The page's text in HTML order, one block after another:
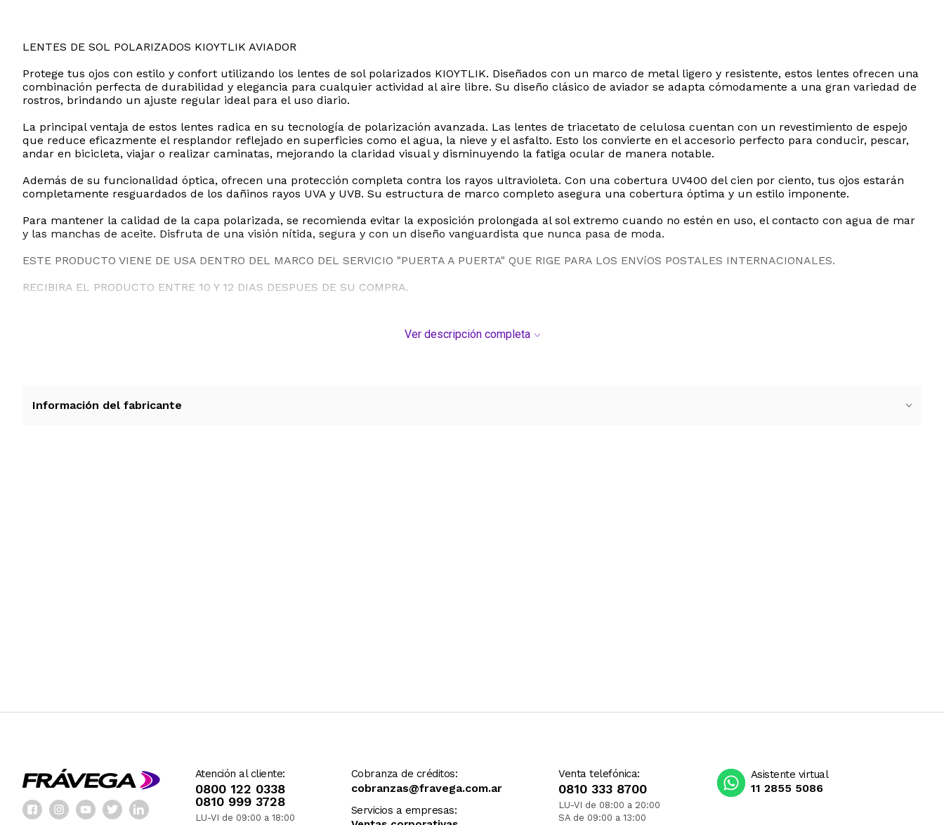
LENTES DE SOL POLARIZADOS KIOYTLIK AVIADOR
Protege tus ojos con estilo y confort utilizando los lentes de sol polarizados KIOYTLIK. Diseñados con un marco de metal ligero y resistente, estos lentes ofrecen una
combinación perfecta de durabilidad y elegancia para cualquier actividad al aire libre. Su diseño clásico de aviador se adapta cómodamente a una gran variedad de
rostros, brindando un ajuste regular ideal para el uso diario.
La principal ventaja de estos lentes radica en su tecnología de polarización avanzada. Las lentes de triacetato de celulosa cuentan con un revestimiento de espejo
que reduce eficazmente el resplandor reflejado en superficies como el agua, la nieve y el asfalto. Esto los convierte en el accesorio perfecto para conducir, pescar,
andar en bicicleta, viajar o realizar caminatas, mejorando la claridad visual y disminuyendo la fatiga ocular de manera notable.
Además de su funcionalidad óptica, ofrecen una protección completa contra los rayos ultravioleta. Con una cobertura UV400 del cien por ciento, tus ojos estarán
completamente resguardados de los dañinos rayos UVA y UVB. Su estructura de marco completo asegura una cobertura óptima y un estilo imponente.
Para mantener la calidad de la capa polarizada, se recomienda evitar la exposición prolongada al sol extremo cuando no estén en uso, el contacto con agua de mar
y las manchas de aceite. Disfruta de una visión nítida, segura y con un diseño vanguardista que nunca pasa de moda.
ESTE PRODUCTO VIENE DE USA DENTRO DEL MARCO DEL SERVICIO "PUERTA A PUERTA" QUE RIGE PARA LOS ENVíOS POSTALES INTERNACIONALES.
RECIBIRA EL PRODUCTO ENTRE 10 Y 12 DIAS DESPUES DE SU COMPRA.
Ver descripción completa
Información del fabricante
Atención al cliente:
0800 122 0338
0810 999 3728
LU-VI de 09:00 a 18:00
Cobranza de créditos:
cobranzas@fravega.com.ar
Servicios a empresas:
Venta telefónica:
0810 333 8700
LU-VI de 08:00 a 20:00
SA de 09:00 a 13:00
Asistente virtual
11 2855 5086